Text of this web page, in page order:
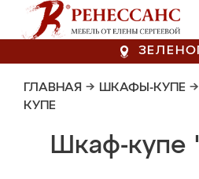
ГЛАВНАЯ → ШКАФЫ-КУПЕ →
КУПЕ
Шкаф-купе